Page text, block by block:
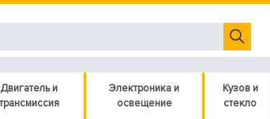
Двигатель и
трансмиссия
Электроника и
освещение
Кузов и
стекло